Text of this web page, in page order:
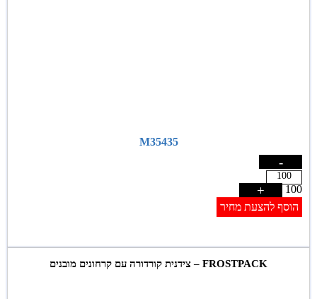
M35435
-
100
+
הוסף להצעת מחיר
FROSTPACK – צידנית קורדורה עם קרחונים מובנים